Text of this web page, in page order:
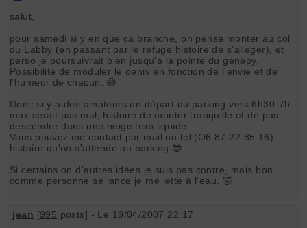
salut,
pour samedi si y en que ca branche, on pense monter au col
du Labby (en passant par le refuge histoire de s'alleger), et
perso je poursuivrait bien jusqu'a la pointe du genepy.
Possibilité de moduler le deniv en fonction de l'envie et de
l'humeur de chacun. 😄
Donc si y a des amateurs un départ du parking vers 6h30-7h
max serait pas mal, histoire de monter tranquille et de pas
descendre dans une neige trop liquide.
Vous pouvez me contact par mail ou tel (O6 87 22 85 16)
histoire qu'on s'attende au parking 😎
Si certains on d'autres idées je suis pas contre, mais bon
comme personne se lance je me jette à l'eau. 🤣
jean [995 posts] - Le 19/04/2007 22:17